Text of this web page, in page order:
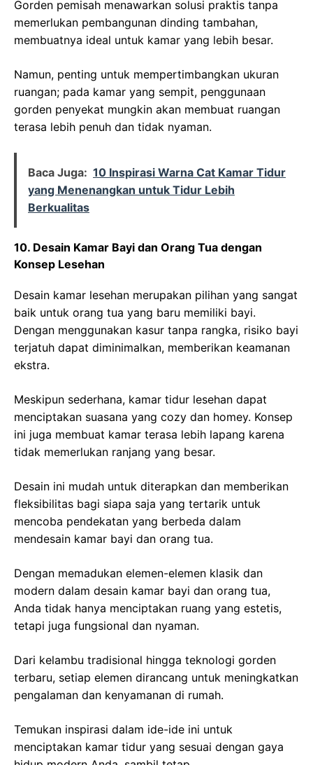
Gorden pemisah menawarkan solusi praktis tanpa
memerlukan pembangunan dinding tambahan,
membuatnya ideal untuk kamar yang lebih besar.
Namun, penting untuk mempertimbangkan ukuran
ruangan; pada kamar yang sempit, penggunaan
gorden penyekat mungkin akan membuat ruangan
terasa lebih penuh dan tidak nyaman.
Baca Juga: 10 Inspirasi Warna Cat Kamar Tidur
yang Menenangkan untuk Tidur Lebih
Berkualitas
10. Desain Kamar Bayi dan Orang Tua dengan
Konsep Lesehan
Desain kamar lesehan merupakan pilihan yang sangat
baik untuk orang tua yang baru memiliki bayi.
Dengan menggunakan kasur tanpa rangka, risiko bayi
terjatuh dapat diminimalkan, memberikan keamanan
ekstra.
Meskipun sederhana, kamar tidur lesehan dapat
menciptakan suasana yang cozy dan homey. Konsep
ini juga membuat kamar terasa lebih lapang karena
tidak memerlukan ranjang yang besar.
Desain ini mudah untuk diterapkan dan memberikan
fleksibilitas bagi siapa saja yang tertarik untuk
mencoba pendekatan yang berbeda dalam
mendesain kamar bayi dan orang tua.
Dengan memadukan elemen-elemen klasik dan
modern dalam desain kamar bayi dan orang tua,
Anda tidak hanya menciptakan ruang yang estetis,
tetapi juga fungsional dan nyaman.
Dari kelambu tradisional hingga teknologi gorden
terbaru, setiap elemen dirancang untuk meningkatkan
pengalaman dan kenyamanan di rumah.
Temukan inspirasi dalam ide-ide ini untuk
menciptakan kamar tidur yang sesuai dengan gaya